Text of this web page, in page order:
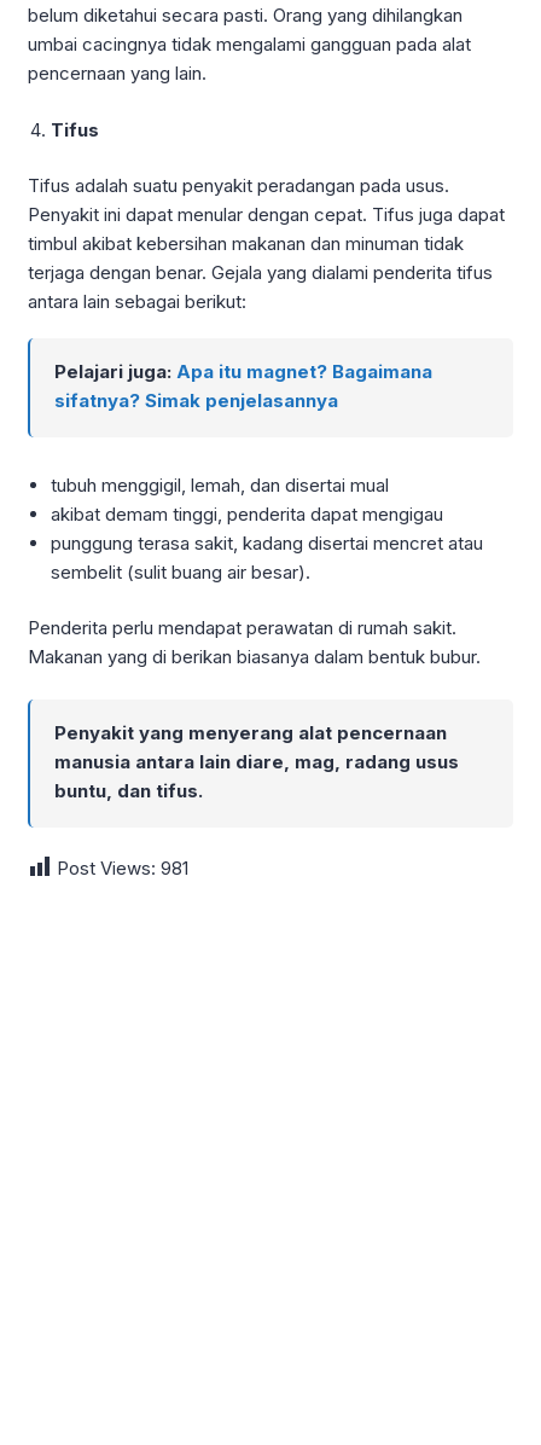
belum diketahui secara pasti. Orang yang dihilangkan
umbai cacingnya tidak mengalami gangguan pada alat
pencernaan yang lain.
Tifus
Tifus adalah suatu penyakit peradangan pada usus.
Penyakit ini dapat menular dengan cepat. Tifus juga dapat
timbul akibat kebersihan makanan dan minuman tidak
terjaga dengan benar. Gejala yang dialami penderita tifus
antara lain sebagai berikut:
Pelajari juga: Apa itu magnet? Bagaimana
sifatnya? Simak penjelasannya
tubuh menggigil, lemah, dan disertai mual
akibat demam tinggi, penderita dapat mengigau
punggung terasa sakit, kadang disertai mencret atau
sembelit (sulit buang air besar).
Penderita perlu mendapat perawatan di rumah sakit.
Makanan yang di berikan biasanya dalam bentuk bubur.
Penyakit yang menyerang alat pencernaan
manusia antara lain diare, mag, radang usus
buntu, dan tifus.
Post Views: 981